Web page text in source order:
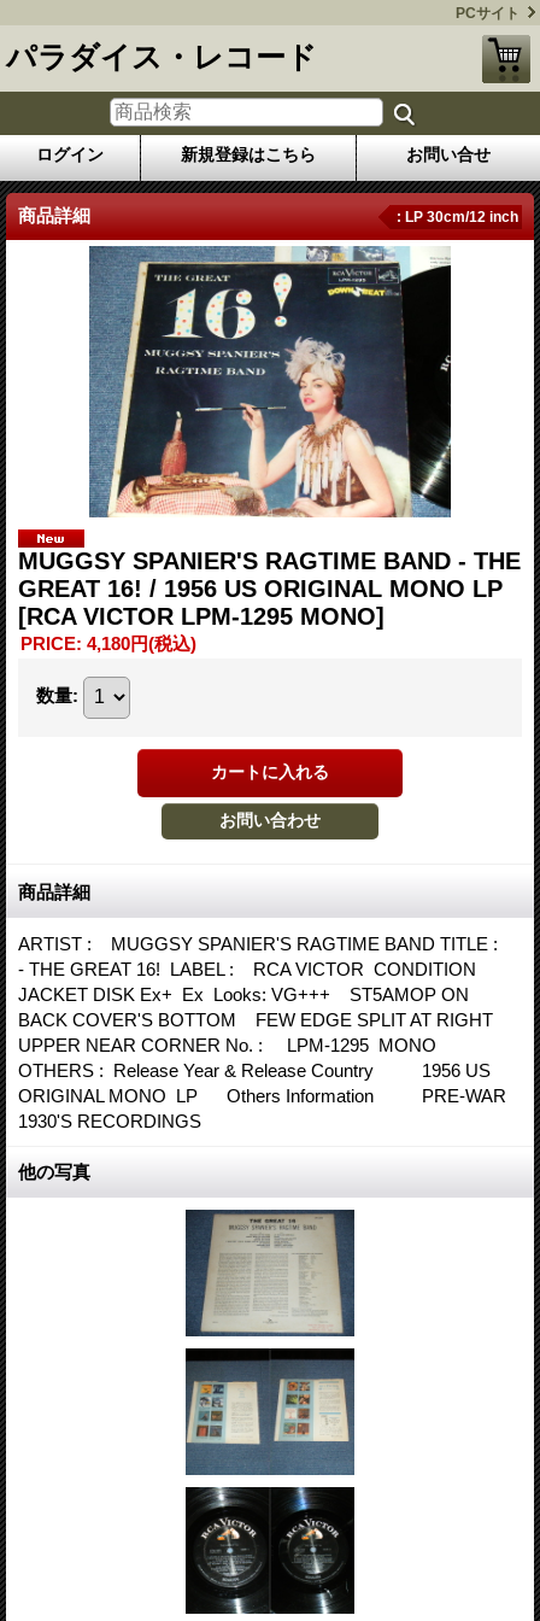
PCサイト
パラダイス・レコード
ログイン 新規登録はこちら お問い合せ
商品詳細 : LP 30cm/12 inch
MUGGSY SPANIER'S RAGTIME BAND - THE
GREAT 16! / 1956 US ORIGINAL MONO LP
[RCA VICTOR LPM-1295 MONO]
PRICE: 4,180円(税込)
数量:
商品詳細
ARTIST : MUGGSY SPANIER'S RAGTIME BAND TITLE :
- THE GREAT 16! LABEL : RCA VICTOR CONDITION
JACKET DISK Ex+ Ex Looks: VG+++ ST5AMOP ON
BACK COVER'S BOTTOM FEW EDGE SPLIT AT RIGHT
UPPER NEAR CORNER No. : LPM-1295 MONO
OTHERS : Release Year & Release Country 1956 US
ORIGINAL MONO LP Others Information PRE-WAR
1930'S RECORDINGS
他の写真